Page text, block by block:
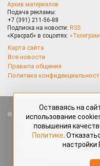
Архив материалов
Подача рекламы:
+7 (391) 211-56-88
Подписка на новости: RSS
«Красраб» в соцсетях:
Карта сайта
Все новости
Правила общения
Политика
Все права защищены. Любые
«Красраб.ру» сотрудниками
и читателями, являются
частичное использование
«Красраб.ру», допускается
Оставаясь на
использование
повышения
Политике .
настройки